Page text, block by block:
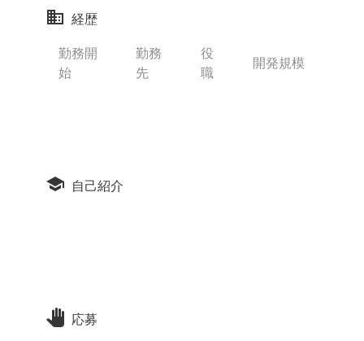
経歴
勤務開
始
勤務
先
役
職
開発規模
自己紹介
応募